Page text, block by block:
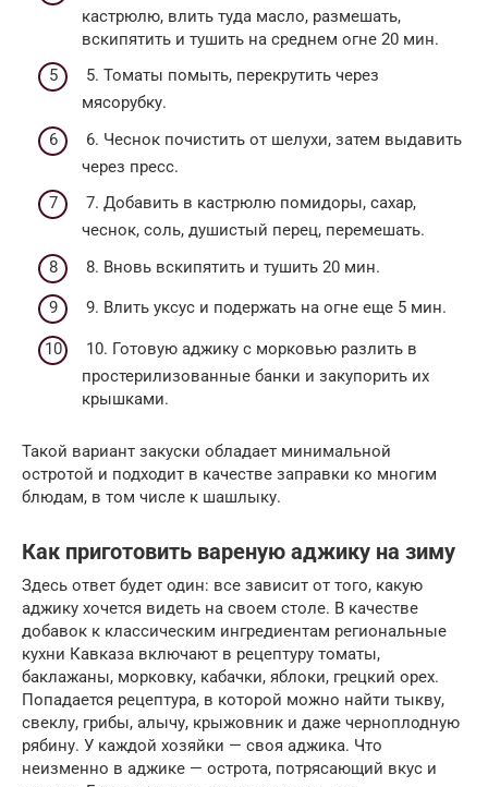
кастрюлю, влить туда масло, размешать,
вскипятить и тушить на среднем огне 20 мин.
5. Томаты помыть, перекрутить через
мясорубку.
6. Чеснок почистить от шелухи, затем выдавить
через пресс.
7. Добавить в кастрюлю помидоры, сахар,
чеснок, соль, душистый перец, перемешать.
8. Вновь вскипятить и тушить 20 мин.
9. Влить уксус и подержать на огне еще 5 мин.
10. Готовую аджику с морковью разлить в
простерилизованные банки и закупорить их
крышками.
Такой вариант закуски обладает минимальной
остротой и подходит в качестве заправки ко многим
блюдам, в том числе к шашлыку.
Как приготовить вареную аджику на зиму
Здесь ответ будет один: все зависит от того, какую
аджику хочется видеть на своем столе. В качестве
добавок к классическим ингредиентам региональные
кухни Кавказа включают в рецептуру томаты,
баклажаны, морковку, кабачки, яблоки, грецкий орех.
Попадается рецептура, в которой можно найти тыкву,
свеклу, грибы, алычу, крыжовник и даже черноплодную
рябину. У каждой хозяйки — своя аджика. Что
неизменно в аджике — острота, потрясающий вкус и